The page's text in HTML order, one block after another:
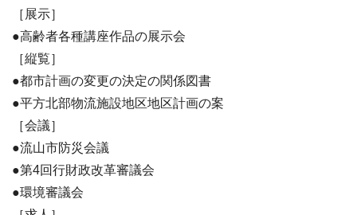
［展示］
●高齢者各種講座作品の展示会
［縦覧］
●都市計画の変更の決定の関係図書
●平方北部物流施設地区地区計画の案
［会議］
●流山市防災会議
●第4回行財政改革審議会
●環境審議会